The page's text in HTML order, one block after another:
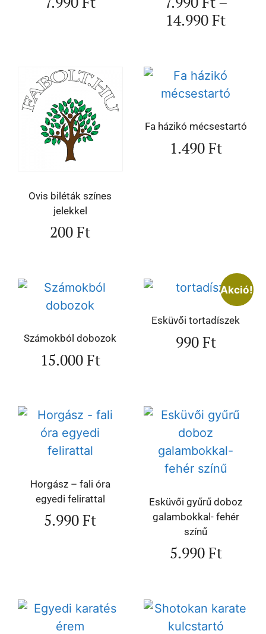
14.990Ft
Ovis biléták színes
jelekkel
200Ft
Fa házikó mécsestartó
1.490Ft
Számokból dobozok
15.000Ft
Akció!
Esküvői tortadíszek
990Ft
Horgász – fali óra
egyedi felirattal
5.990Ft
Esküvői gyűrű doboz
galambokkal- fehér
színű
5.990Ft